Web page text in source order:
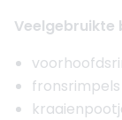
Veelgebruikte
fronsrimpels